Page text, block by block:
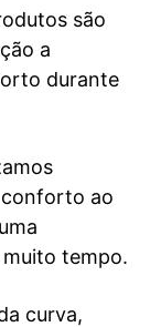
são
a
durante
conforto ao
tempo.
curva,